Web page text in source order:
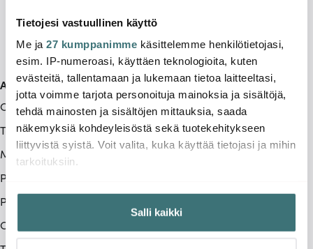
Tietojesi vastuullinen käyttö
Me ja 27 kumppanimme käsittelemme henkilötietojasi,
esim. IP-numeroasi, käyttäen teknologioita, kuten
evästeitä, tallentamaan ja lukemaan tietoa laitteeltasi,
jotta voimme tarjota personoituja mainoksia ja sisältöjä,
tehdä mainosten ja sisältöjen mittauksia, saada
näkemyksiä kohdeyleisöstä sekä tuotekehitykseen
liittyvistä syistä. Voit valita, kuka käyttää tietojasi ja mihin
tarkoituksiin.
Jos sallit, haluamme myös tehdä seuraavia:
Kerätä tietoja maantieteellisestä sijainnistasi,
mahdollisesti muutaman metrin tarkkuudella
Salli kaikki
Asiakaspalvelu
Ota yhteyttä
Toimitustavat
Maksutavat
Peruuttamisoikeus
Palautus & reklamaatio
Ostoehdot